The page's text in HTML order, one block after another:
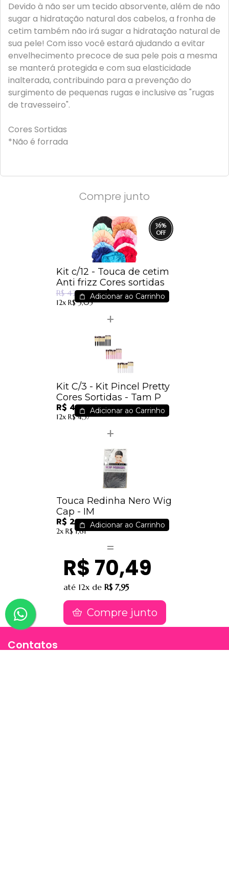
Devido à não ser um tecido absorvente, além de não
sugar a hidratação natural dos cabelos, a fronha de
cetim também não irá sugar a hidratação natural de
sua pele! Com isso você estará ajudando a evitar
envelhecimento precoce de sua pele pois a mesma
se manterá protegida e com sua elasticidade
inalterada, contribuindo para a prevenção do
surgimento de pequenas rugas e inclusive as "rugas
de travesseiro".
Cores Sortidas
*Não é forrada
Compre junto
36%
Kit c/12 - Touca de cetim
Anti frizz Cores sortidas
R$ 42,00 R$ 27,00
12x R$ 3,05
Adicionar ao Carrinho
Kit C/3 - Kit Pincel Pretty
Cores Sortidas - Tam P
R$ 40,50
12x R$ 4,57
Adicionar ao Carrinho
Touca Redinha Nero Wig
Cap - IM
R$ 2,99
2x R$ 1,61
Adicionar ao Carrinho
R$ 70,49
até 12x de R$ 7,95
Compre junto
Contatos